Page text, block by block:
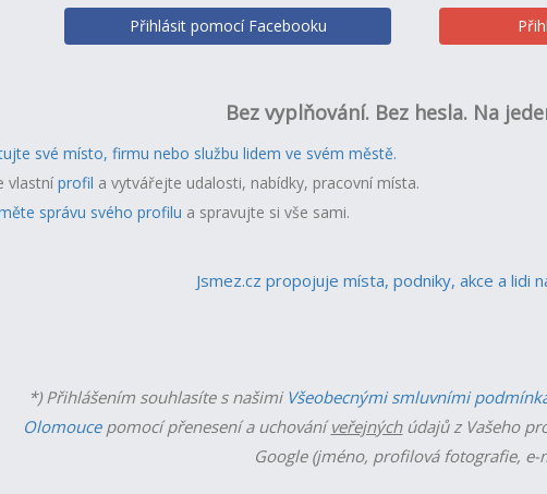
Přihlásit pomocí Facebooku
Bez vyplňování. Bez hesla. Na
své místo, firmu nebo službu lidem ve svém městě.
vlastní profil a vytvářejte udalosti, nabídky, pracovní místa.
správu svého profilu a spravujte si vše sami.
Jsmez.cz propojuje místa, podniky, akce a lidi
*) Přihlášením souhlasíte s našimi Všeobecnými smluvními
Olomoucepomocí přenesení a uchováníveřejnýchúdajů z Vašeho
Google (jméno, profilová fotografie, e-